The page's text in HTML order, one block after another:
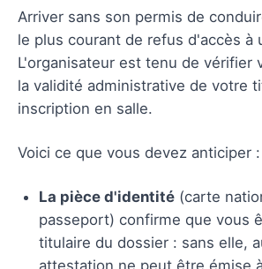
Arriver sans son permis de
le plus courant de refus d'accès à
L'organisateur est tenu de vérifier
la validité administrative de votre
inscription en salle.
Voici ce que vous devez anticiper :
La pièce d'identité (carte
passeport) confirme que vous
titulaire du dossier : sans elle,
attestation ne peut être émise